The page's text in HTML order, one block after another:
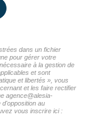
dans un fichier
pour gérer votre
à la gestion de
et sont
et libertés », vous
et les faire rectifier
agence@alesia-
d'opposition au
vous inscrire ici :